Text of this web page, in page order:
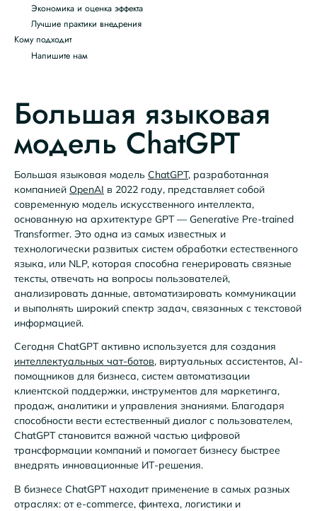
Экономика и оценка эффекта
Лучшие практики внедрения
Кому подходит
Напишите нам
Большая языковая
модель ChatGPT
Большая языковая модель ChatGPT, разработанная
компанией OpenAI в 2022 году, представляет собой
современную модель искусственного интеллекта,
основанную на архитектуре GPT — Generative Pre-trained
Transformer. Это одна из самых известных и
технологически развитых систем обработки естественного
языка, или NLP, которая способна генерировать связные
тексты, отвечать на вопросы пользователей,
анализировать данные, автоматизировать коммуникации
и выполнять широкий спектр задач, связанных с текстовой
информацией.
Сегодня ChatGPT активно используется для создания
интеллектуальных чат-ботов, виртуальных ассистентов, AI-
помощников для бизнеса, систем автоматизации
клиентской поддержки, инструментов для маркетинга,
продаж, аналитики и управления знаниями. Благодаря
способности вести естественный диалог с пользователем,
ChatGPT становится важной частью цифровой
трансформации компаний и помогает бизнесу быстрее
внедрять инновационные ИТ-решения.
В бизнесе ChatGPT находит применение в самых разных
отраслях: от e-commerce, финтеха, логистики и